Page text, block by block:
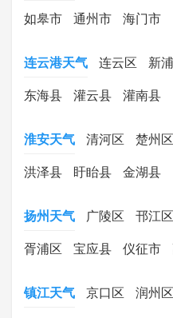
如皋市 通州市 海门市
连云港天气 连云区 新
东海县 灌云县 灌南县
淮安天气 清河区 楚州区
洪泽县 盱眙县 金湖县
扬州天气 广陵区 邗江区
胥浦区 宝应县 仪征市
镇江天气 京口区 润州区